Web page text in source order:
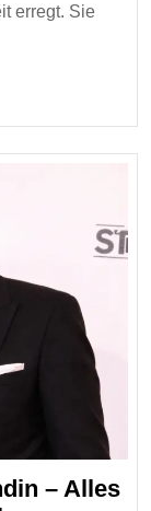
erregt. Sie
– Alles